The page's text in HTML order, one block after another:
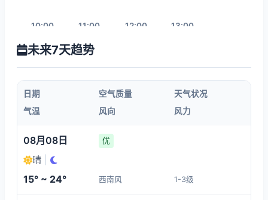
10:00
24°
11:00
25°
12:00 13:00
14:00
26°
3-4
15:00 17:00
00:00 18:00 20:00
未来7天趋势
日期 空气质量
天气状况
气温
风向 风力
08月08日 优
晴
15° ~ 24° 西南风 1-3级